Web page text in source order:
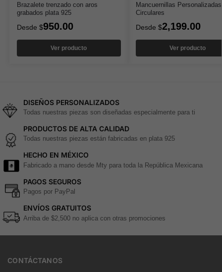
Brazalete trenzado con aros
grabados plata 925
Desde $950.00
Ver producto
Mancuernillas Personalizadas
Circulares
Desde $2,199.00
Ver producto
DISEÑOS PERSONALIZADOS
Todas nuestras piezas son diseñadas especialmente para ti
PRODUCTOS DE ALTA CALIDAD
Todas nuestras piezas están fabricadas en plata 925
HECHO EN MÉXICO
Fabricado a mano desde Mty para toda la República Mexicana
PAGOS SEGUROS
Pagos por PayPal
ENVÍOS GRATUITOS
Arriba de $2,500 no aplica con otras promociones
CONTÁCTANOS